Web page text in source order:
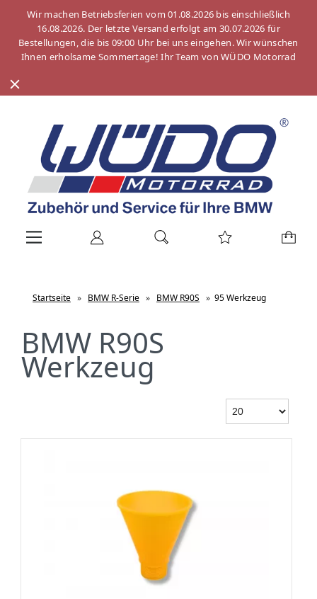
Wir machen Betriebsferien vom 01.08.2026 bis einschließlich
16.08.2026. Der letzte Versand erfolgt am 30.07.2026 für
Bestellungen, die bis 09:00 Uhr bei uns eingehen. Wir wünschen
Ihnen erholsame Sommertage! Ihr Team von WÜDO Motorrad
Startseite » BMW R-Serie » BMW R90S » 95 Werkzeug
BMW R90S
Werkzeug